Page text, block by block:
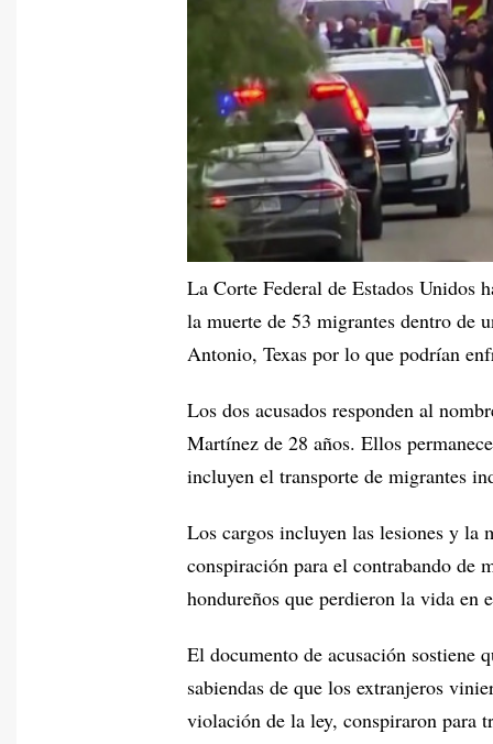
La Corte Federal de Estados Unidos
la muerte de 53 migrantes dentro de
Antonio, Texas por lo que podrían
Los dos acusados responden al
Martínez de 28 años. Ellos
incluyen el transporte de migrantes
Los cargos incluyen las lesiones y la
conspiración para el contrabando de
hondureños que perdieron la vida en
El documento de acusación sostiene
sabiendas de que los extranjeros
violación de la ley, conspiraron para